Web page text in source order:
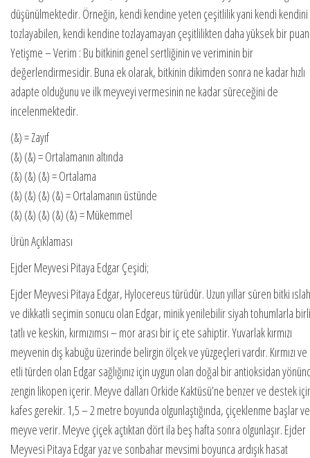
düşünülmektedir. Örneğin, kendi kendine yeten çeşitlilik yani kendi kendini
tozlayabilen, kendi kendine tozlayamayan çeşitlilikten daha yüksek bir puan
Yetişme – Verim : Bu bitkinin genel sertliğinin ve veriminin bir
değerlendirmesidir. Buna ek olarak, bitkinin dikimden sonra ne kadar hızlı
adapte olduğunu ve ilk meyveyi vermesinin ne kadar süreceğini de
incelenmektedir.
(&) = Zayıf
(&) (&) = Ortalamanın altında
(&) (&) (&) = Ortalama
(&) (&) (&) (&) = Ortalamanın üstünde
(&) (&) (&) (&) (&) = Mükemmel
Ürün Açıklaması
Ejder Meyvesi Pitaya Edgar Çeşidi;
Ejder Meyvesi Pitaya Edgar, Hylocereus türüdür. Uzun yıllar süren bitki
ve dikkatli seçimin sonucu olan Edgar, minik yenilebilir siyah tohumlarla
tatlı ve keskin, kırmızımsı – mor arası bir iç ete sahiptir. Yuvarlak kırmızı
meyvenin dış kabuğu üzerinde belirgin ölçek ve yüzgeçleri vardır. Kırmızı
etli türden olan Edgar sağlığınız için uygun olan doğal bir antioksidan
zengin likopen içerir. Meyve dalları Orkide Kaktüsü’ne benzer ve destek
kafes gerekir. 1,5 – 2 metre boyunda olgunlaştığında, çiçeklenme başlar ve
meyve verir. Meyve çiçek açtıktan dört ila beş hafta sonra olgunlaşır. Ejder
Meyvesi Pitaya Edgar yaz ve sonbahar mevsimi boyunca ardışık hasat